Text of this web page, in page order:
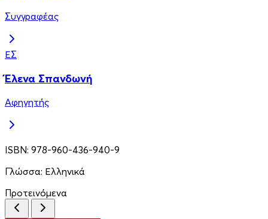
Συγγραφέας
ΈΣ
Έλενα Σπανδωνή
Αφηγητής
ISBN: 978-960-436-940-9
Γλώσσα: Ελληνικά
Προτεινόμενα